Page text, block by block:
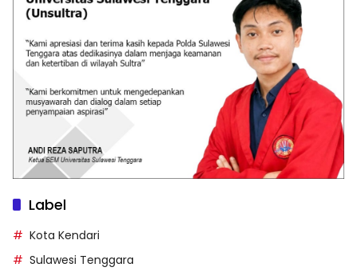
Label
Kota Kendari
Sulawesi Tenggara